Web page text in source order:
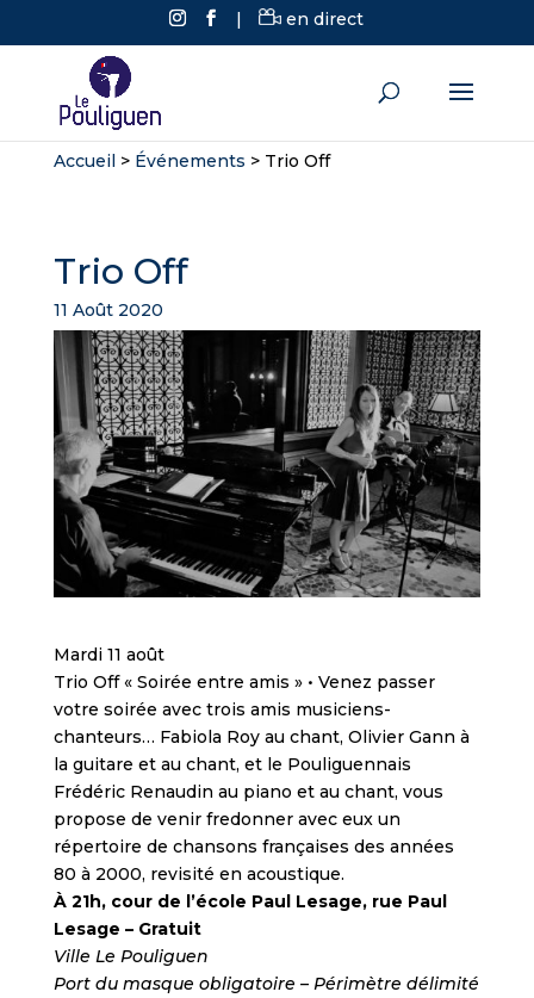
| en direct
Accueil> Événements > Trio Off
Trio Off
11 Août 2020
Mardi 11 août
Trio Off « Soirée entre amis » • Venez passer
votre soirée avec trois amis musiciens-
chanteurs… Fabiola Roy au chant, Olivier Gann à
la guitare et au chant, et le Pouliguennais
Frédéric Renaudin au piano et au chant, vous
propose de venir fredonner avec eux un
répertoire de chansons françaises des années
80 à 2000, revisité en acoustique.
À 21h, cour de l’école Paul Lesage, rue Paul
Lesage – Gratuit
Ville Le Pouliguen
Port du masque obligatoire – Périmètre délimité